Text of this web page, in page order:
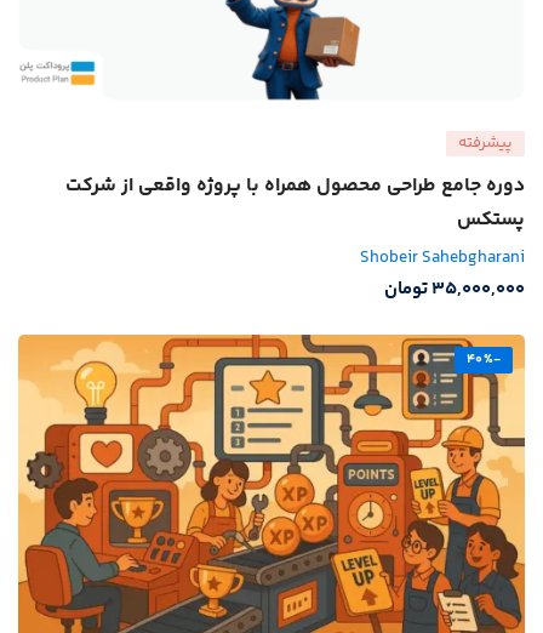
پیشرفته
دوره جامع طراحی محصول همراه با پروژه واقعی از شرکت
پستکس
Shobeir Sahebgharani
35,000,000تومان
-40%